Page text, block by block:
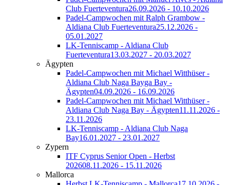
Club Fuerteventura26.09.2026 - 10.10.2026
Padel-Campwochen mit Ralph Grambow -
Aldiana Club Fuerteventura25.12.2026 -
05.01.2027
LK-Tenniscamp - Aldiana Club
Fuerteventura13.03.2027 - 20.03.2027
Ägypten
Padel-Campwochen mit Michael Witthüser -
Aldiana Club Naga Bayga Bay -
Ägypten04.09.2026 - 16.09.2026
Padel-Campwochen mit Michael Witthüser -
Aldiana Club Naga Bay - Ägypten11.11.2026 -
23.11.2026
LK-Tenniscamp - Aldiana Club Naga
Bay16.01.2027 - 23.01.2027
Zypern
ITF Cyprus Senior Open - Herbst
202608.11.2026 - 15.11.2026
Mallorca